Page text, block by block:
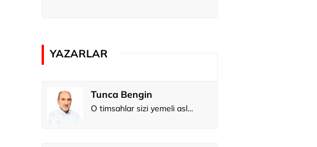
YAZARLAR
Tunca Bengin
O timsahlar sizi yemeli aslında!...